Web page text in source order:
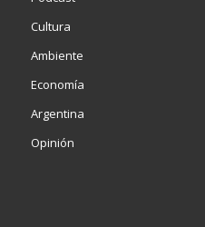
Cultura
Ambiente
Economía
Argentina
Opinión